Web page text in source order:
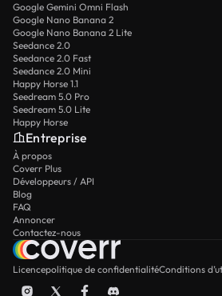
Google Gemini Omni Flash
Google Nano Banana 2
Google Nano Banana 2 Lite
Seedance 2.0
Seedance 2.0 Fast
Seedance 2.0 Mini
Happy Horse 1.1
Seedream 5.0 Pro
Seedream 5.0 Lite
Happy Horse
Entreprise
À propos
Coverr Plus
Développeurs / API
Blog
FAQ
Annoncer
Contactez-nous
Licencepolitique de confidentialitéConditions